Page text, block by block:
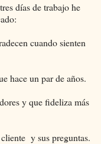
días de trabajo he
cuando sienten
hace un par de años.
y que fideliza más
y sus preguntas.